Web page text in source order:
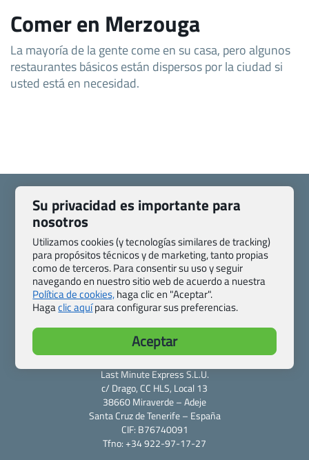
Comer en Merzouga
La mayoría de la gente come en su casa, pero algunos
restaurantes básicos están dispersos por la ciudad si
usted está en necesidad.
Quienes somos
Contacto
Pasaporte, Visado, Salud y otras disposiciones específicas
Blog de Viajes.com
Registro de agencias
Preguntas frecuentes
Condiciones generales
Política de privacidad y cookies
Transparencia
Todas las páginas – sitemap
Viajes.com
Last Minute Express S.L.U.
c/ Drago, CC HLS, Local 13
38660 Miraverde – Adeje
Santa Cruz de Tenerife – España
CIF: B76740091
Tfno: +34 922-97-17-27
Su privacidad es importante para
nosotros
Utilizamos cookies (y tecnologías similares de tracking)
para propósitos técnicos y de marketing, tanto propias
como de terceros. Para consentir su uso y seguir
navegando en nuestro sitio web de acuerdo a nuestra
Política de cookies,haga clic en "Aceptar".
Hagaclic aquípara configurar sus preferencias.
Aceptar